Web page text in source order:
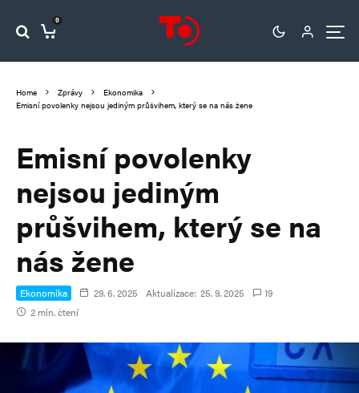
0
Home Zprávy
Ekonomika
Emisní povolenky nejsou jediným průšvihem, který se na nás žene
Emisní povolenky
nejsou jediným
průšvihem, který se na
nás žene
Ekonomika 29. 6. 2025 Aktualizace: 25. 9. 2025
19
2 min. čtení